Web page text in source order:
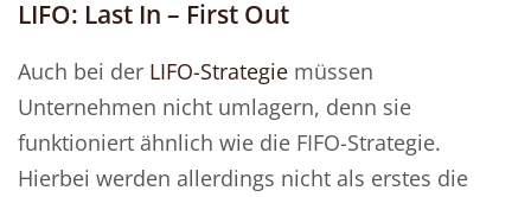
LIFO: Last In – First Out
Auch bei der LIFO-Strategie müssen
Unternehmen nicht umlagern, denn sie
funktioniert ähnlich wie die FIFO-Strategie.
Hierbei werden allerdings nicht als erstes die